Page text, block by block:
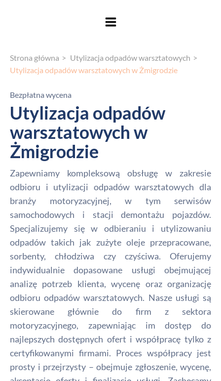
Strona główna
Utylizacja odpadów warsztatowych
Utylizacja odpadów warsztatowych w Żmigrodzie
Bezpłatna wycena
Utylizacja odpadów
warsztatowych w
Żmigrodzie
Zapewniamy kompleksową obsługę w zakresie
odbioru i utylizacji odpadów warsztatowych dla
branży motoryzacyjnej, w tym serwisów
samochodowych i stacji demontażu pojazdów.
Specjalizujemy się w odbieraniu i utylizowaniu
odpadów takich jak zużyte oleje przepracowane,
sorbenty, chłodziwa czy czyściwa. Oferujemy
indywidualnie dopasowane usługi obejmującej
analizę potrzeb klienta, wycenę oraz organizację
odbioru odpadów warsztatowych. Nasze usługi są
skierowane głównie do firm z sektora
motoryzacyjnego, zapewniając im dostęp do
najlepszych dostępnych ofert i współpracę tylko z
certyfikowanymi firmami. Proces współpracy jest
prosty i przejrzysty – obejmuje zgłoszenie, wycenę,